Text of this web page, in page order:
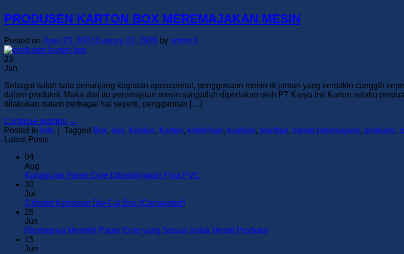
PRODUSEN KARTON BOX MEREMAJAKAN MESIN
Posted on June 23, 2022January 22, 2026 by admin3
23
Jun
Sebagai salah satu penunjang kegiatan operasional, penggunaan mesin di jaman yang semakin canggih
dalam produksi. Maka dari itu peremajaan mesin sangatlah diperlukan oleh PT Karya Inti Karton selaku
dilakukan dalam berbagai hal seperti, penggantian […]
Continue reading →
Posted in Info Tagged Box, dus, Kardus, Karton, kelebihan, kualitas, manfaat, mesin peremajaan, produksi,
Latest Posts
04
Aug
Kunggulan Paper Core Dibandingkan Pipa PVC
Dibandingkan
30
Jul
3 Model Kemasan Die-Cut Box (Corrugated)No
3
26
Jun
Pentingnya Memilih Paper Core yang Sesuai untuk Mesin Produksi
15
Jun